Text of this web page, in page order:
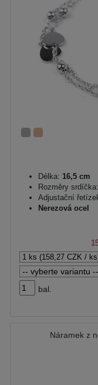
Délka: 16,5 cm
Rozměry srdíčka:
Adjustační
Nerezová ocel
bal.
Náramek z